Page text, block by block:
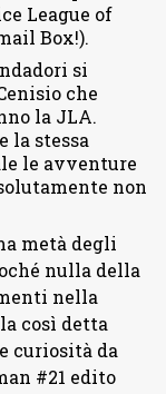
League of
Box!).
si
che
la JLA.
la stessa
le avventure
non
metà degli
nulla della
nella
così detta
curiosità da
#21 edito